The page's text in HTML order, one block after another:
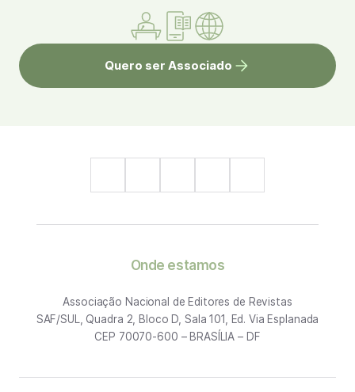
Quero ser Associado
Onde estamos
Associação Nacional de Editores de Revistas
SAF/SUL, Quadra 2, Bloco D, Sala 101, Ed. Via Esplanada
CEP 70070-600 – BRASÍLIA – DF